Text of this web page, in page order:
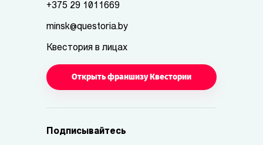
+375 29 1011669
minsk@questoria.by
Квестория в лицах
Открыть франшизу Квестории
Подписывайтесь